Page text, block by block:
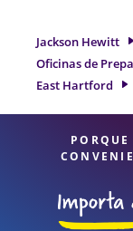
necesita
Hartford, CT, la
Street es una
profesionales de
Jackson Hewitt
Oficinas de
East Hartford